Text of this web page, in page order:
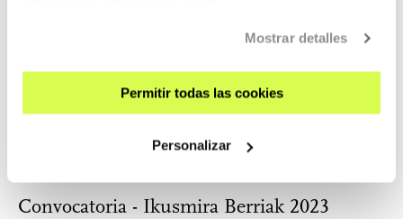
Mostrar detalles
Permitir todas las cookies
Personalizar
Convocatoria - Ikusmira Berriak 2023